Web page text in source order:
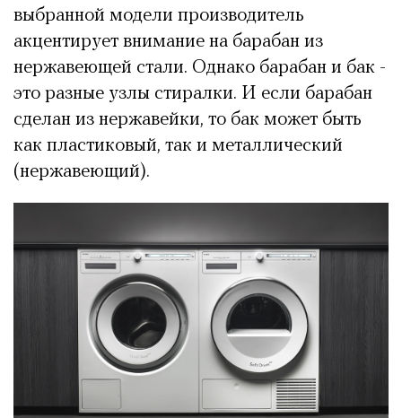
выбранной модели производитель
акцентирует внимание на барабан из
нержавеющей стали. Однако барабан и бак -
это разные узлы стиралки. И если барабан
сделан из нержавейки, то бак может быть
как пластиковый, так и металлический
(нержавеющий).